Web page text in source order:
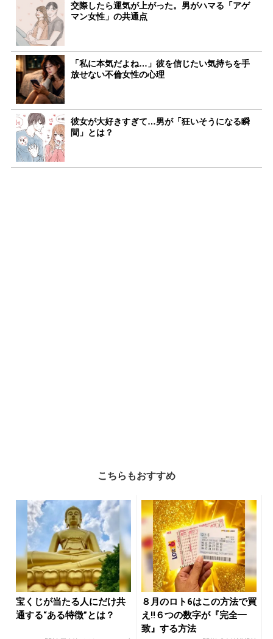
交際したら運気が上がった。男がハマる「アゲ
マン女性」の共通点
「私に本気だよね…」彼を信じたい気持ちを手
放せない不倫女性の心理
彼女が大好きすぎて…男が「狂いそうになる瞬
間」とは？
こちらもおすすめ
宝くじが当たる人にだけ共
通する“ある特徴”とは？
８月のロト6はこの方法で買
え!!６つの数字が『完全一
致』する方法